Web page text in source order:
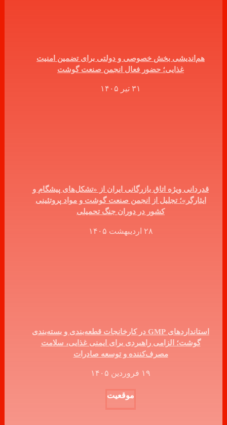
هم‌اندیشی بخش خصوصی و دولتی برای تضمین امنیت
غذایی؛ حضور فعال انجمن صنعت گوشت
۳۱ تیر ۱۴۰۵
قدردانی ویژه اتاق بازرگانی ایران از «تشکل‌های پیشگام و
ایثارگر»؛ تجلیل از انجمن صنعت گوشت و مواد پروتئینی
کشور در دوران جنگ تحمیلی
۲۸ اردیبهشت ۱۴۰۵
استانداردهای GMP در کارخانجات قطعه‌بندی و بسته‌بندی
گوشت؛ الزامی راهبردی برای ایمنی غذایی، سلامت
مصرف‌کننده و توسعه صادرات
۱۹ فروردین ۱۴۰۵
موقعیت